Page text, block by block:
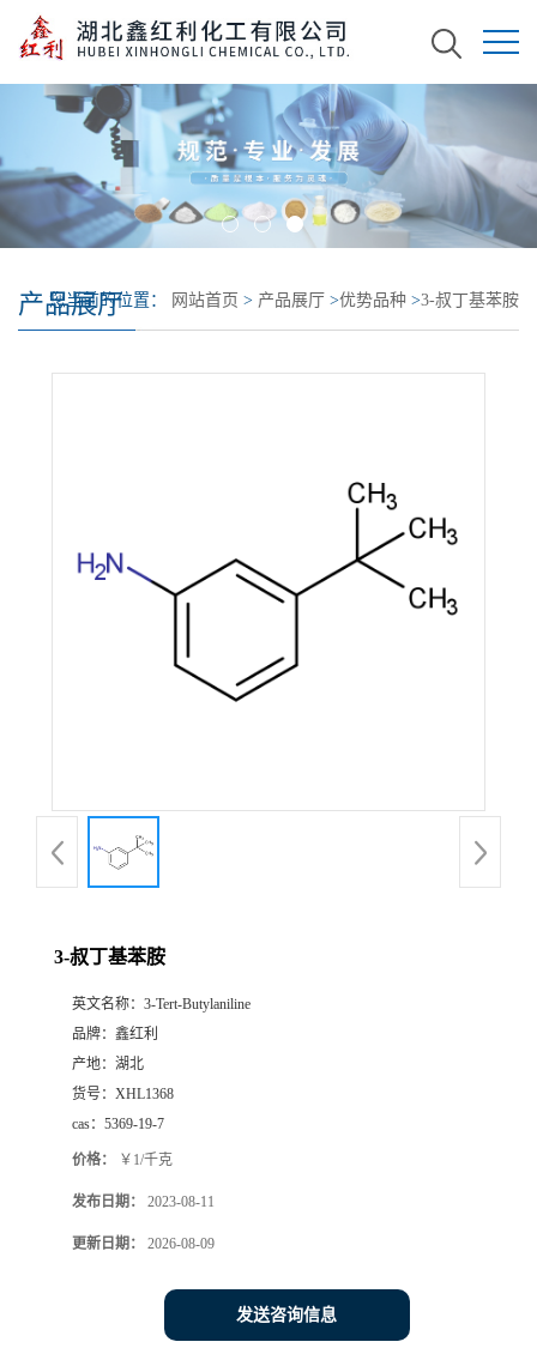
产品展厅
您当前的位置： 网站首页 > 产品展厅 >优势品种 >3-叔丁基苯胺
3-叔丁基苯胺
英文名称： 3-Tert-Butylaniline
品牌： 鑫红利
产地： 湖北
货号： XHL1368
cas： 5369-19-7
价格： ￥1/千克
发布日期： 2023-08-11
更新日期： 2026-08-09
发送咨询信息